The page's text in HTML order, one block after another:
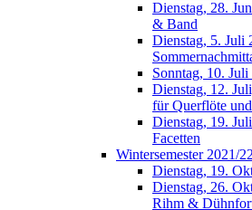
Dienstag, 28.
& Band
Dienstag, 5. Juli
Sonntag, 10.
Dienstag, 12.
für Querflöte
Dienstag, 19.
Facetten
Wintersemester 2021/22
Dienstag, 19.
Dienstag, 26.
Rihm &